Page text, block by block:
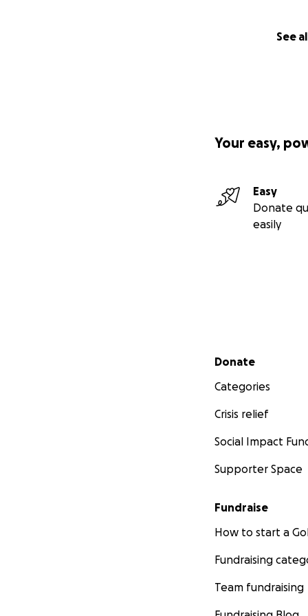
See
Your easy,
Easy
Donate
easily
Secondary menu
Donate
Categories
Crisis relief
Social Impact
Supporter Space
Fundraise
How to start a
Fundraising
Team fundraising